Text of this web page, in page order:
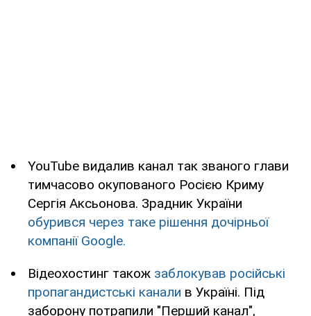
YouTube видалив канал так званого глави
тимчасово окупованого Росією Криму
Сергія Аксьонова. Зрадник України
обурився через таке рішення дочірньої
компанії Google.
Відеохостинг також заблокував російські
пропагандистські канали в Україні. Під
заборону потрапили "Перший канал",